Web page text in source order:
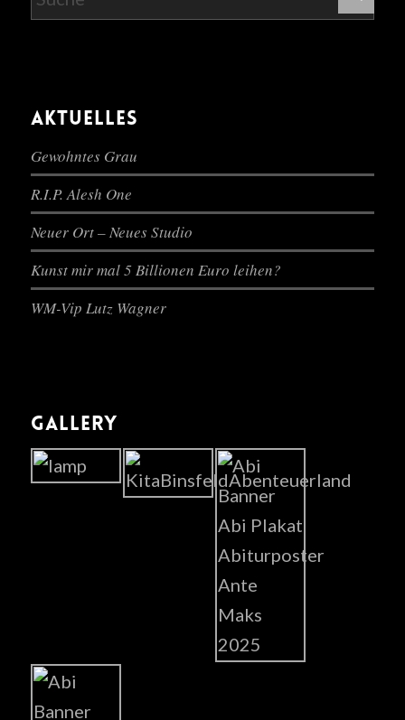
AKTUELLES
Gewohntes Grau
R.I.P. Alesh One
Neuer Ort – Neues Studio
Kunst mir mal 5 Billionen Euro leihen?
WM-Vip Lutz Wagner
GALLERY